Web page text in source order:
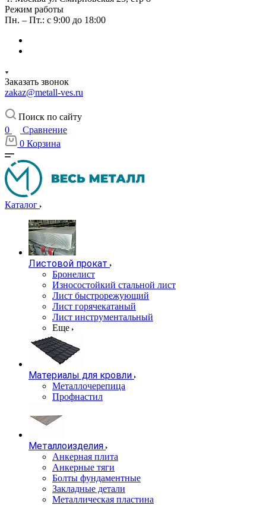
Режим работы
Пн. – Пт.: с 9:00 до 18:00
Заказать звонок
zakaz@metall-ves.ru
Поиск по сайту
0
Сравнение
0 Корзина
Каталог
Листовой прокат
Бронелист
Износостойкий стальной лист
Лист быстрорежующий
Лист горячекатаный
Лист инструментальный
Еще
Материалы для кровли
Металлочерепица
Профнастил
Металлоизделия
Анкерная плита
Анкерные тяги
Болты фундаментные
Закладные детали
Металлическая пластина